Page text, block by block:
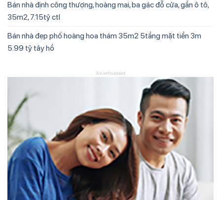
Bán nhà định công thượng, hoàng mai, ba gác đỗ cửa, gần ô tô,
35m2, 7.15tỷ ctl
Bán nhà đẹp phố hoàng hoa thám 35m2 5tầng mặt tiền 3m
5.99 tỷ tây hồ
Advertisement